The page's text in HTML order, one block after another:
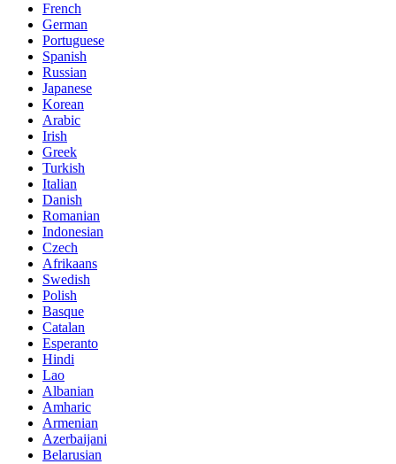
French
German
Portuguese
Spanish
Russian
Japanese
Korean
Arabic
Irish
Greek
Turkish
Italian
Danish
Romanian
Indonesian
Czech
Afrikaans
Swedish
Polish
Basque
Catalan
Esperanto
Hindi
Lao
Albanian
Amharic
Armenian
Azerbaijani
Belarusian